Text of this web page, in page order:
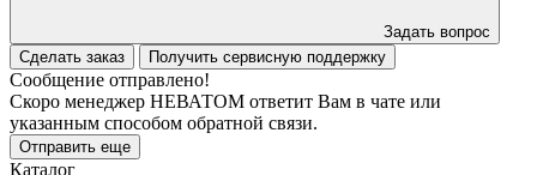
Задать вопрос
Сделать заказ
Получить сервисную поддержку
Сообщение отправлено!
Скоро менеджер НЕВАТОМ ответит Вам в чате или
указанным способом обратной связи.
Отправить еще
Каталог